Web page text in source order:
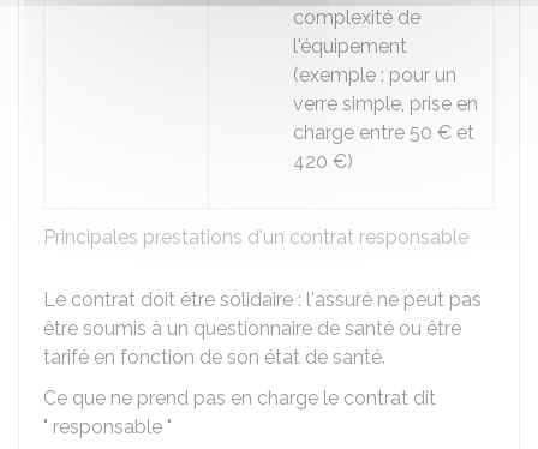
Principales prestations d'un contrat responsable
complexité de
l'équipement
(exemple : pour un
verre simple, prise en
charge entre 50 € et
420 €)
Le contrat doit être solidaire : l'assuré ne peut pas
être soumis à un questionnaire de santé ou être
tarifé en fonction de son état de santé.
Ce que ne prend pas en charge le contrat dit
" responsable "